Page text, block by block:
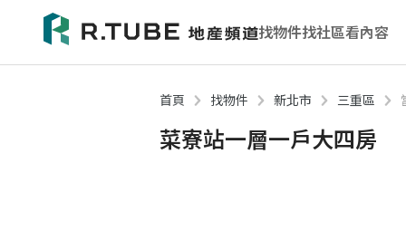
找物件找社區看內容
首頁 找物件 新北市 三重區
菜寮站一層一戶大四房